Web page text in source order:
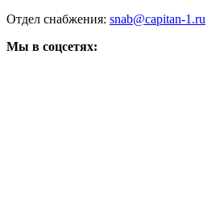
Отдел снабжения: snab@capitan-1.ru
Мы в соцсетях: